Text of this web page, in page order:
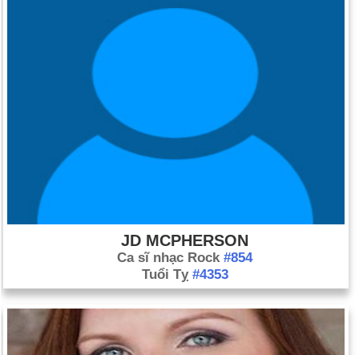
JD MCPHERSON
Ca sĩ nhạc Rock #854
Tuổi Tỵ #4353